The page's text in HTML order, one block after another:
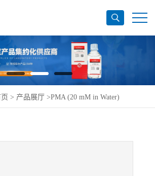
> 产品展厅 >PMA (20 mM in Water)